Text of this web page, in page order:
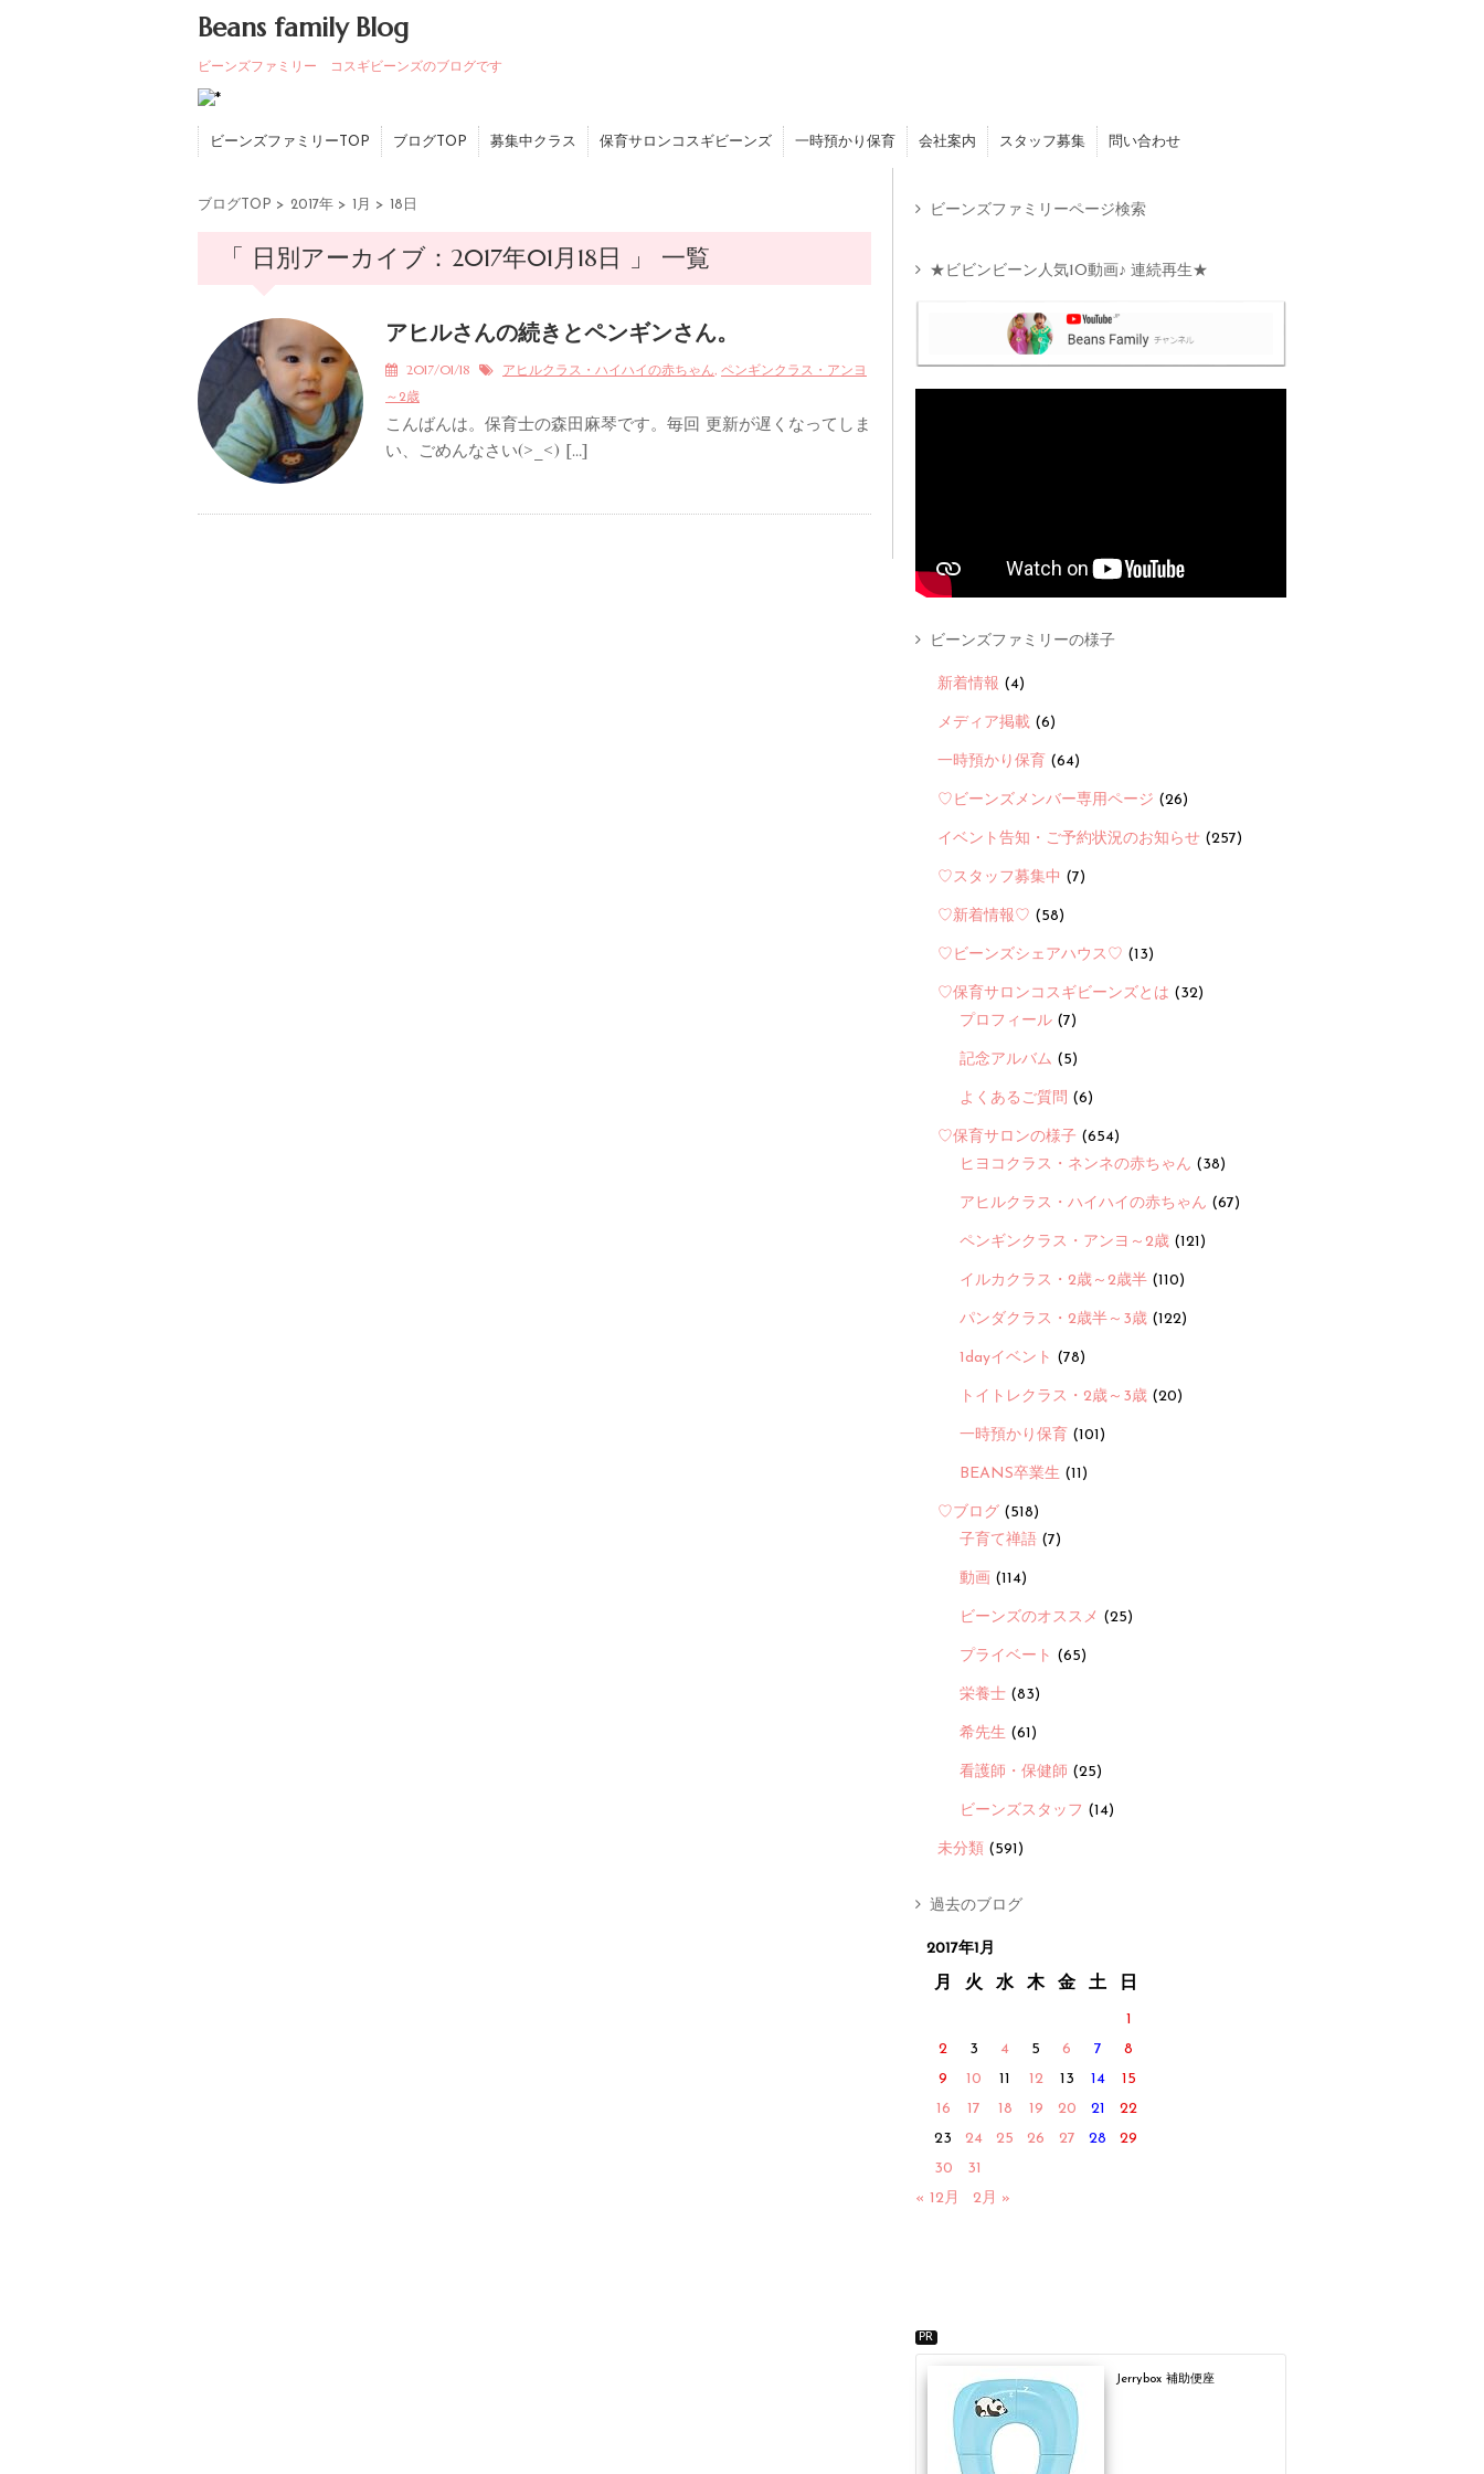
Beans family Blog
ビーンズファミリー コスギビーンズのブログです
ビーンズファミリーTOP ブログTOP 募集中クラス 保育サロンコスギビーンズ 一時預かり保育 会社案内 スタッフ募集 問い合わせ
ブログTOP > 2017年 > 1月 > 18日
「 日別アーカイブ：2017年01月18日 」 一覧
アヒルさんの続きとペンギンさん。
2017/01/18 アヒルクラス・ハイハイの赤ちゃん, ペンギンクラス・アンヨ
～2歳
こんばんは。保育士の森田麻琴です。毎回 更新が遅くなってしま
い、ごめんなさい(>_<) […]
ビーンズファミリーページ検索
★ビビンビーン人気10動画♪ 連続再生★
ビーンズファミリーの様子
新着情報 (4)
メディア掲載 (6)
一時預かり保育 (64)
♡ビーンズメンバー専用ページ (26)
イベント告知・ご予約状況のお知らせ (257)
♡スタッフ募集中 (7)
♡新着情報♡ (58)
♡ビーンズシェアハウス♡ (13)
♡保育サロンコスギビーンズとは (32)
プロフィール (7)
記念アルバム (5)
よくあるご質問 (6)
♡保育サロンの様子 (654)
ヒヨコクラス・ネンネの赤ちゃん (38)
アヒルクラス・ハイハイの赤ちゃん (67)
ペンギンクラス・アンヨ～2歳 (121)
イルカクラス・2歳～2歳半 (110)
パンダクラス・2歳半～3歳 (122)
1dayイベント (78)
トイトレクラス・2歳～3歳 (20)
一時預かり保育 (101)
BEANS卒業生 (11)
♡ブログ (518)
子育て禅語 (7)
動画 (114)
ビーンズのオススメ (25)
プライベート (65)
栄養士 (83)
希先生 (61)
看護師・保健師 (25)
ビーンズスタッフ (14)
未分類 (591)
過去のブログ
2017年1月
月 火 水 木 金 土 日
1
2
3 4 5 6 7
8
9
10 11 12 13 14
15
16
17 18 19 20 21
22
23
24 25 26 27 28
29
30
31
« 12月
2月 »
PR
Jerrybox 補助便座